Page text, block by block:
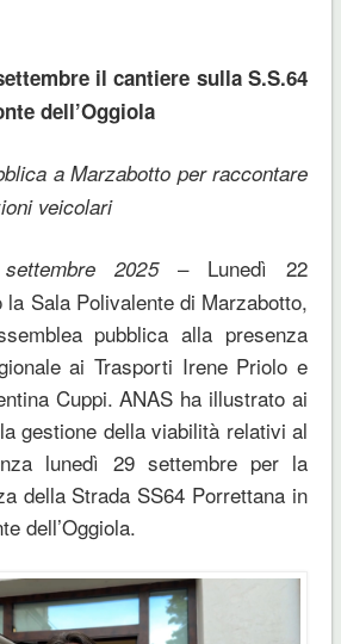
il cantiere sulla S.S.64
dell’Oggiola
a Marzabotto per raccontare
veicolari
2025 – Lunedì 22
Sala Polivalente di Marzabotto,
pubblica alla presenza
ai Trasporti Irene Priolo e
Cuppi. ANAS ha illustrato ai
gestione della viabilità relativi al
lunedì 29 settembre per la
della Strada SS64 Porrettana in
dell’Oggiola.